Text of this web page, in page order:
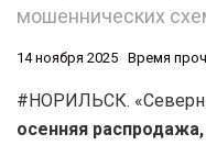
мошеннических
14 ноября 2025 Время
#НОРИЛЬСК.
осенняя